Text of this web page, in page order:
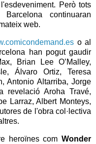
Però tots
continuaran
web.
o al
han pogut gaudir
Brian Lee O’Malley,
Álvaro Ortiz, Teresa
Antonio Altarriba, Jorge
revelació Aroha Travé,
Larraz, Albert Monteys,
de l'obra col·lectiva
heroïnes com Wonder